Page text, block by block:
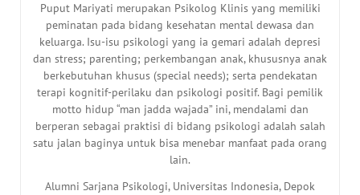
Puput Mariyati merupakan Psikolog Klinis yang memiliki
peminatan pada bidang kesehatan mental dewasa dan
keluarga. Isu-isu psikologi yang ia gemari adalah depresi
dan stress; parenting; perkembangan anak, khususnya anak
berkebutuhan khusus (special needs); serta pendekatan
terapi kognitif-perilaku dan psikologi positif. Bagi pemilik
motto hidup “man jadda wajada” ini, mendalami dan
berperan sebagai praktisi di bidang psikologi adalah salah
satu jalan baginya untuk bisa menebar manfaat pada orang
lain.
Alumni Sarjana Psikologi, Universitas Indonesia, Depok